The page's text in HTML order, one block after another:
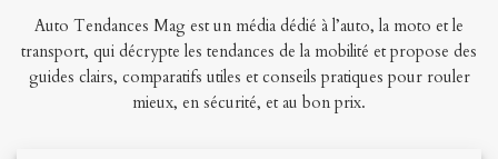
Auto Tendances Mag est un média dédié à l’auto, la moto et le
transport, qui décrypte les tendances de la mobilité et propose des
guides clairs, comparatifs utiles et conseils pratiques pour rouler
mieux, en sécurité, et au bon prix.